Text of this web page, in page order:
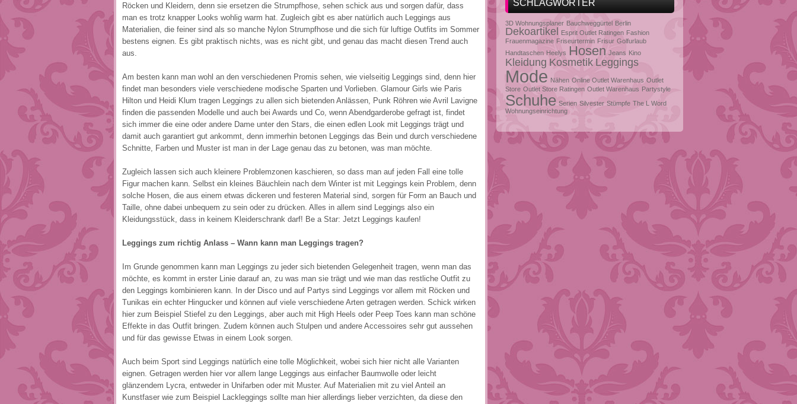
Röcken und Kleidern, denn sie ersetzen die Strumpfhose, sehen schick aus und sorgen dafür, dass
man es trotz knapper Looks wohlig warm hat. Zugleich gibt es aber natürlich auch Leggings aus
Materialien, die feiner sind als so manche Nylon Strumpfhose und die sich für luftige Outfits im Sommer
bestens eignen. Es gibt praktisch nichts, was es nicht gibt, und genau das macht diesen Trend auch
aus.
Am besten kann man wohl an den verschiedenen Promis sehen, wie vielseitig Leggings sind, denn hier
findet man besonders viele verschiedene modische Sparten und Vorlieben. Glamour Girls wie Paris
Hilton und Heidi Klum tragen Leggings zu allen sich bietenden Anlässen, Punk Röhren wie Avril Lavigne
finden die passenden Modelle und auch bei Awards und Co, wenn Abendgarderobe gefragt ist, findet
sich immer die eine oder andere Dame unter den Stars, die einen edlen Look mit Leggings trägt und
damit auch garantiert gut ankommt, denn immerhin betonen Leggings das Bein und durch verschiedene
Schnitte, Farben und Muster ist man in der Lage genau das zu betonen, was man möchte.
Zugleich lassen sich auch kleinere Problemzonen kaschieren, so dass man auf jeden Fall eine tolle
Figur machen kann. Selbst ein kleines Bäuchlein nach dem Winter ist mit Leggings kein Problem, denn
solche Hosen, die aus einem etwas dickeren und festeren Material sind, sorgen für Form an Bauch und
Taille, ohne dabei unbequem zu sein oder zu drücken. Alles in allem sind Leggings also ein
Kleidungsstück, dass in keinem Kleiderschrank darf! Be a Star: Jetzt Leggings kaufen!
Leggings zum richtig Anlass – Wann kann man Leggings tragen?
Im Grunde genommen kann man Leggings zu jeder sich bietenden Gelegenheit tragen, wenn man das
möchte, es kommt in erster Linie darauf an, zu was man sie trägt und wie man das restliche Outfit zu
den Leggings kombinieren kann. In der Disco und auf Partys sind Leggings vor allem mit Röcken und
Tunikas ein echter Hingucker und können auf viele verschiedene Arten getragen werden. Schick wirken
hier zum Beispiel Stiefel zu den Leggings, aber auch mit High Heels oder Peep Toes kann man schöne
Effekte in das Outfit bringen. Zudem können auch Stulpen und andere Accessoires sehr gut aussehen
und für das gewisse Etwas in einem Look sorgen.
Auch beim Sport sind Leggings natürlich eine tolle Möglichkeit, wobei sich hier nicht alle Varianten
eignen. Getragen werden hier vor allem lange Leggings aus einfacher Baumwolle oder leicht
glänzendem Lycra, entweder in Unifarben oder mit Muster. Auf Materialien mit zu viel Anteil an
Kunstfaser wie zum Beispiel Lackleggings sollte man hier allerdings lieber verzichten, da diese den
SCHLAGWÖRTER
3D Wohnungsplaner Bauchweggürtel Berlin
Dekoartikel Esprit Outlet Ratingen Fashion
Frauenmagazine Friseurtermin Frisur Golfurlaub
Handtaschen Heelys Hosen Jeans Kino
Kleidung Kosmetik Leggings
Mode Nähen Online Outlet Warenhaus Outlet
Store Outlet Store Ratingen Outlet Warenhaus Partystyle
Schuhe Serien Silvester Stümpfe The L Word
Wohnungseinrichtung